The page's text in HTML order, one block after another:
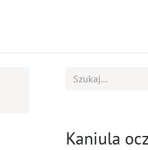
Kaniula